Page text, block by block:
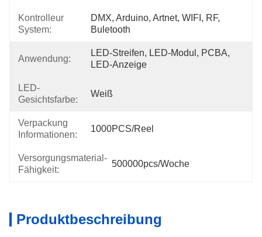
Kontrolleur
System:
DMX, Arduino, Artnet, WIFI, RF,
Buletooth
Anwendung:
LED-Streifen, LED-Modul, PCBA,
LED-Anzeige
LED-
Gesichtsfarbe:
Weiß
Verpackung
Informationen:
1000PCS/Reel
Versorgungsmaterial-
Fähigkeit:
500000pcs/Woche
Produktbeschreibung